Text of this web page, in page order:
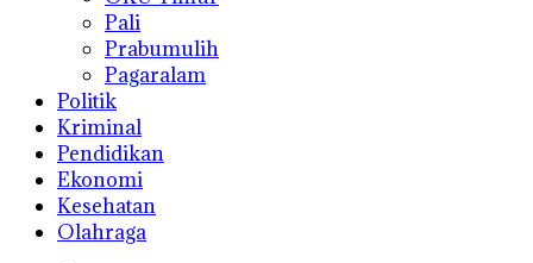
Pali
Prabumulih
Pagaralam
Politik
Kriminal
Pendidikan
Ekonomi
Kesehatan
Olahraga